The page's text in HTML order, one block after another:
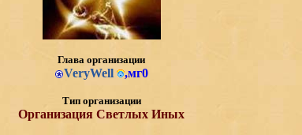
Глава организации
VeryWell ,мг0
Тип организации
Организация Светлых Иных